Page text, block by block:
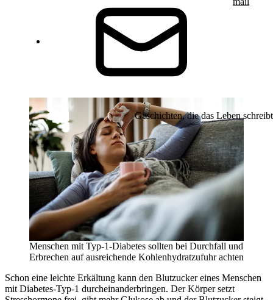
Geschichten, die das Leben schreibt
Menschen mit Typ-1-Diabetes sollten bei Durchfall und
Erbrechen auf ausreichende Kohlenhydratzufuhr achten
Schon eine leichte Erkältung kann den Blutzucker eines Menschen
mit Diabetes-Typ-1 durcheinanderbringen. Der Körper setzt